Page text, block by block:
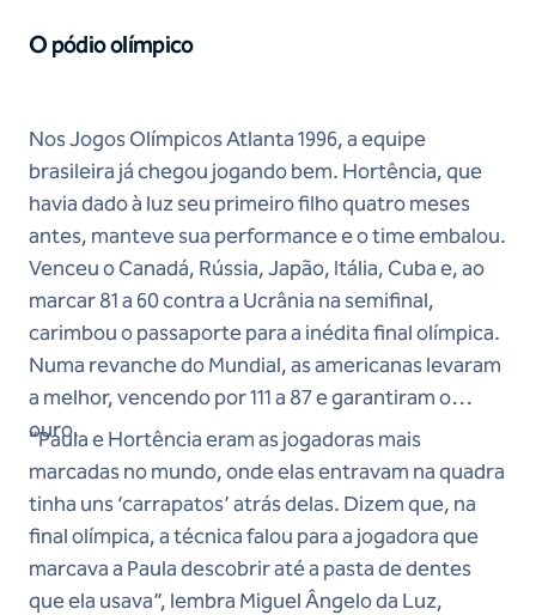
O pódio olímpico
Nos Jogos Olímpicos Atlanta 1996, a equipe
brasileira já chegou jogando bem. Hortência, que
havia dado à luz seu primeiro filho quatro meses
antes, manteve sua performance e o time embalou.
Venceu o Canadá, Rússia, Japão, Itália, Cuba e, ao
marcar 81 a 60 contra a Ucrânia na semifinal,
carimbou o passaporte para a inédita final olímpica.
Numa revanche do Mundial, as americanas levaram
a melhor, vencendo por 111 a 87 e garantiram o
ouro.
“Paula e Hortência eram as jogadoras mais
marcadas no mundo, onde elas entravam na quadra
tinha uns ‘carrapatos’ atrás delas. Dizem que, na
final olímpica, a técnica falou para a jogadora que
marcava a Paula descobrir até a pasta de dentes
que ela usava”, lembra Miguel Ângelo da Luz,